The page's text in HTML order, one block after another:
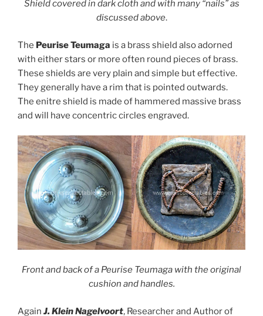
Shield covered in dark cloth and with many “nails” as
discussed above.
The Peurise Teumaga is a brass shield also adorned
with either stars or more often round pieces of brass.
These shields are very plain and simple but effective.
They generally have a rim that is pointed outwards.
The enitre shield is made of hammered massive brass
and will have concentric circles engraved.
Front and back of a Peurise Teumaga with the original
cushion and handles.
Again J. Klein Nagelvoort, Researcher and Author of